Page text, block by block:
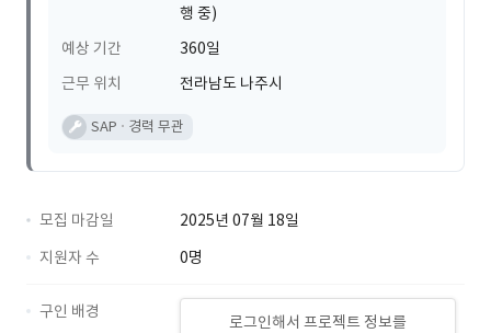
행 중)
예상 기간
360일
근무 위치
전라남도 나주시
SAP 경력 무관
모집 마감일
2025년 07월 18일
지원자 수
0명
로그인해서 프로젝트 정보를
구인 배경